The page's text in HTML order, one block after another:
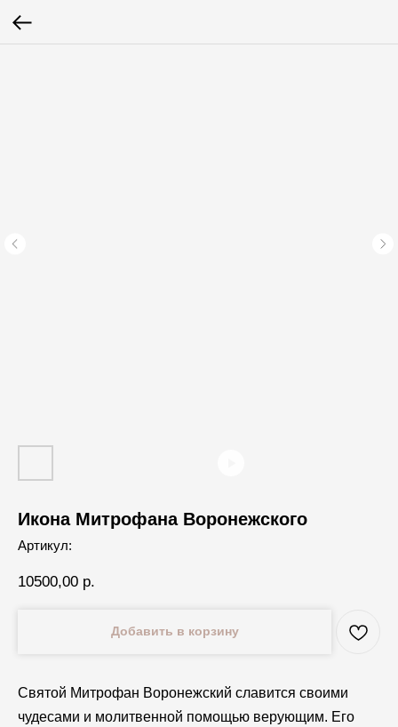
Икона Митрофана Воронежского
Артикул:
10500,00 р.
Добавить в корзину
Святой Митрофан Воронежский славится своими
чудесами и молитвенной помощью верующим. Его